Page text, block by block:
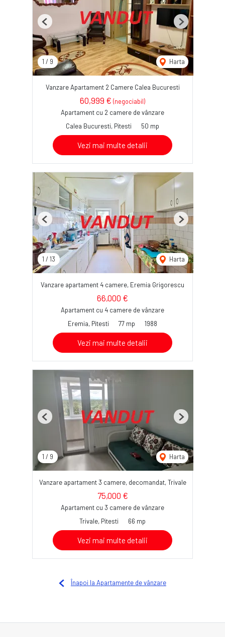
1 / 9 Harta
Previous Next
Vanzare Apartament 2 Camere Calea Bucuresti
60,999 € (negociabil)
Apartament cu 2 camere de vânzare
Calea Bucuresti, Pitesti
50 mp
Vezi mai multe detalii
1 / 13 Harta
Previous Next
Vanzare apartament 4 camere, Eremia Grigorescu
66,000 €
Apartament cu 4 camere de vânzare
Eremia, Pitesti
77 mp 1988
Vezi mai multe detalii
1 / 9 Harta
Previous Next
Vanzare apartament 3 camere, decomandat, Trivale
75,000 €
Apartament cu 3 camere de vânzare
Trivale, Pitesti
66 mp
Vezi mai multe detalii
Înapoi la Apartamente de vânzare